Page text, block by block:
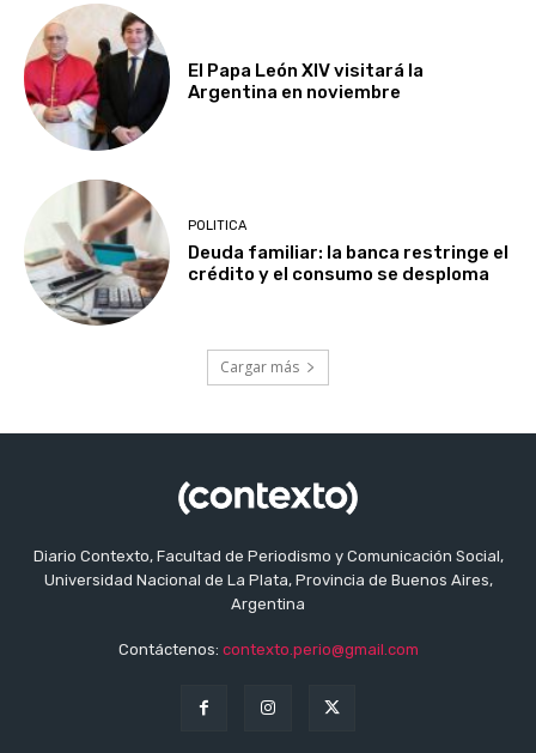
El Papa León XIV visitará la
Argentina en noviembre
POLITICA
Deuda familiar: la banca restringe el
crédito y el consumo se desploma
Cargar más
Diario Contexto, Facultad de Periodismo y Comunicación Social,
Universidad Nacional de La Plata, Provincia de Buenos Aires,
Argentina
Contáctenos: contexto.perio@gmail.com